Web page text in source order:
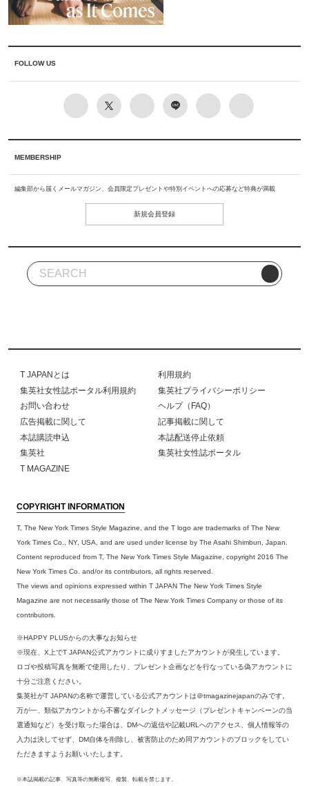
FOLLOW US
MEMBERSHIP
編集部から届くメールマガジン、会員限定プレゼントや特別イベントへの応募など特典が満載
新規会員登録
T JAPANとは
利用規約
集英社女性誌ポータル利用規約
集英社プライバシーポリシー
お問い合わせ
ヘルプ（FAQ）
広告掲載に関して
記事掲載に関して
本誌購読申込
本誌配送停止依頼
集英社
集英社女性誌ポータル
T MAGAZINE
COPYRIGHT INFORMATION
T, The New York Times Style Magazine, and the T logo are trademarks of The New
York Times Co., NY, USA, and are used under license by The Asahi Shimbun, Japan.
Content reproduced from T, The New York Times Style Magazine, copyright 2016 The
New York Times Co. and/or its contributors, all rights reserved.
The views and opinions expressed within T JAPAN The New York Times Style
Magazine are not necessarily those of The New York Times Company or those of its
contributors.
※HAPPY PLUSからの大事なお知らせ
※現在、X上でT JAPAN公式アカウントに成りすましたアカウントが発生しています。
ロゴや投稿写真を無断で使用したり、プレゼント企画などを行なっている偽アカウントに
十分ご注意ください。
集英社がT JAPANの名称で運営している公式アカウントは＠tmagazinejapanのみです。
万が一、類似アカウントから不審なダイレクトメッセージ（プレゼントキャンペーンの当
選通知など）を受け取った場合は、DMへの返信や記載URLへのアクセス、個人情報等の
入力は決してせず、DM自体を削除し、被害防止のため同アカウントのブロックをしてい
ただきますようお願いいたします。
※本誌掲載の記事、写真等の無断複写、複製、転載を禁じます。